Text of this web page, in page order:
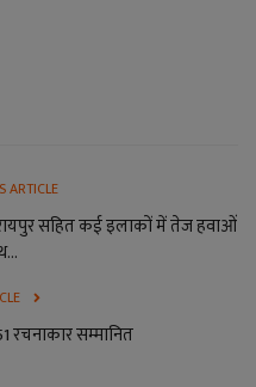
ARTICLE
सहित कई इलाकों में तेज हवाओं
रचनाकार सम्मानित